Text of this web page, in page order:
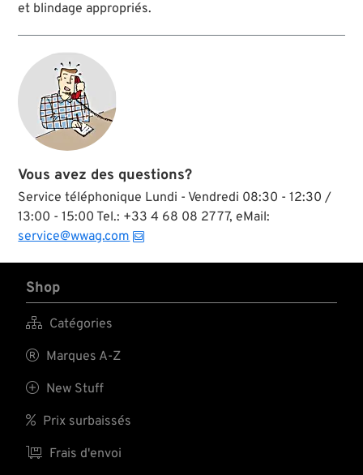
et blindage appropriés.
Vous avez des questions?
Service téléphonique Lundi - Vendredi 08:30 - 12:30 /
13:00 - 15:00 Tel.: +33 4 68 08 27 77, eMail:
service@wwag.com
Shop
 Catégories
 Marques A-Z
 New Stuff
 Prix surbaissés
 Frais d'envoi